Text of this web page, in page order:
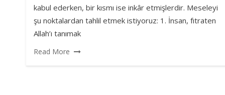
kabul ederken, bir kısmı ise inkâr etmişlerdir. Meseleyi
şu noktalardan tahlil etmek istiyoruz: 1. İnsan, fıtraten
Allah’ı tanımak
Read More